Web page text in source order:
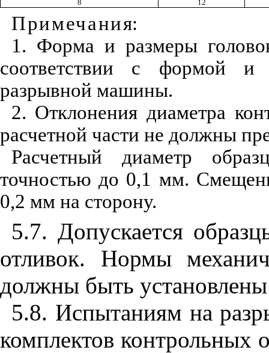
8 12
Примечания:
1. Форма и размеры
соответствии с формой и
разрывной машины.
2. Отклонения диаметра
расчетной части не должны
Расчетный диаметр
точностью до 0,1 мм.
0,2 мм на сторону.
5.7. Допускается
отливок. Нормы
должны быть
5.8. Испытаниям на
комплектов контрольных